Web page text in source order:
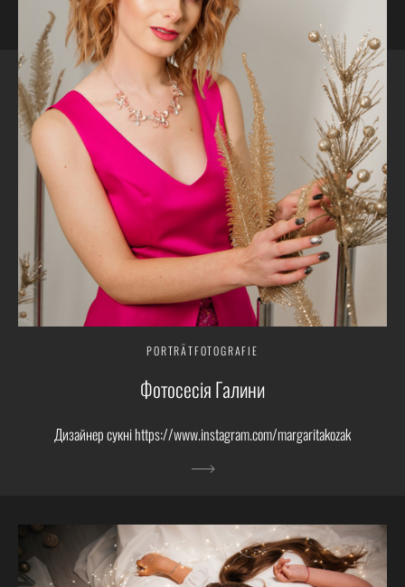
PORTRÄTFOTOGRAFIE
Фотосесія Галини
Дизайнер сукні https://www.instagram.com/margaritakozak